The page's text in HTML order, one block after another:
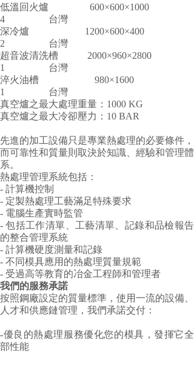
低溫回火爐 600×600×1000
4 台灣
深冷爐 1200×600×400
2 台灣
超音波清洗槽 2000×960×2800
1 台灣
淬火油槽 980×1600
1 台灣
真空爐之最大處理重量：1000 KG
真空爐之最大冷卻壓力：10 BAR
先進的加工設備只是專業熱處理的必要條件，
而可靠性和質量則取決於知識、經驗和管理體
系。
熱處理管理系統包括：
- 計算機控制
- 定製熱處理工藝滿足特殊要求
- 電腦生產實時監管
- 包括工作清單、工藝清單、記錄和品檢報告
的整合管理系統
- 計算機硬度測量和記錄
- 不同模具應用的熱處理質量規範
- 受過高等教育的冶金工程師和管理者
我們的服務承諾
按照鋼廠設定的質量標準，使用一流的設備、
人才和供應鏈管理，我們承諾交付：
-優良的熱處理服務優化您的模具，發揮它全
部性能